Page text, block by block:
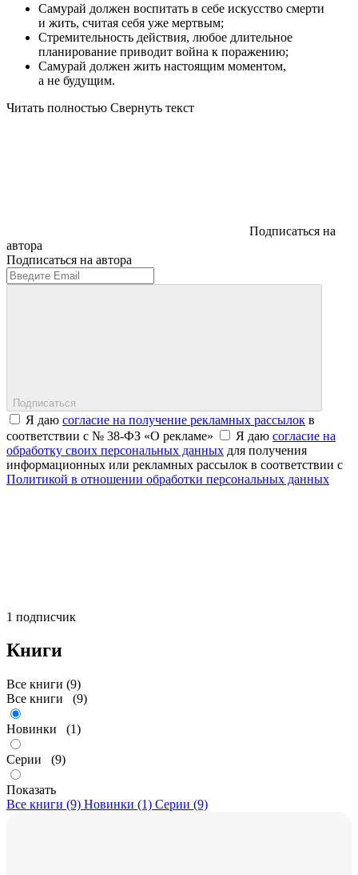
Самурай должен воспитать в себе искусство смерти
и жить, считая себя уже мертвым;
Стремительность действия, любое длительное
планирование приводит война к поражению;
Самурай должен жить настоящим моментом,
а не будущим.
Читать полностью Свернуть текст
Подписаться на
автора
Подписаться на автора
Подписаться
Я даю согласие на получение рекламных рассылок в
соответствии с № 38-ФЗ «О рекламе»
Я даю согласие на
обработку своих персональных данных для получения
информационных или рекламных рассылок в соответствии с
Политикой в отношении обработки персональных данных
1 подписчик
Книги
Все книги (9)
Все книги (9)
Новинки (1)
Серии (9)
Показать
Все книги (9) Новинки (1) Серии (9)